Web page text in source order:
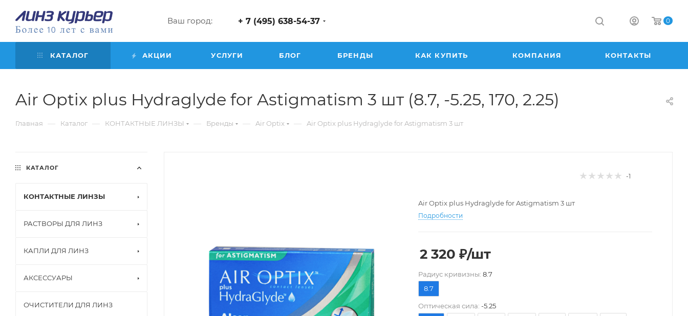
Ваш город: + 7 (495) 638-54-37 0
КАТАЛОГ АКЦИИ УСЛУГИ БЛОГ БРЕНДЫ КАК КУПИТЬ КОМПАНИЯ КОНТАКТЫ
Air Optix plus Hydraglyde for Astigmatism 3 шт (8.7, -5.25, 170, 2.25)
Главная — Каталог — КОНТАКТНЫЕ ЛИНЗЫ — Бренды — Air Optix — Air Optix plus Hydraglyde for Astigmatism 3 шт
-1
Air Optix plus Hydraglyde for Astigmatism 3 шт
Подробности
2 320 ₽/шт
Pадиус кривизны: 8.7
8.7
Оптическая сила: -5.25
-7.00
КАТАЛОГ
КОНТАКТНЫЕ ЛИНЗЫ
РАСТВОРЫ ДЛЯ ЛИНЗ
КАПЛИ ДЛЯ ЛИНЗ
АКСЕССУАРЫ
ОЧИСТИТЕЛИ ДЛЯ ЛИНЗ